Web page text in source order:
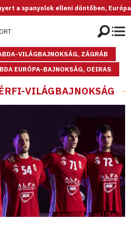
elleni döntőben, Európa-
VILÁGBAJNOKSÁG, ZÁGRÁB
EURÓPA-BAJNOKSÁG, OEIRAS
VILÁGBAJNOKSÁG